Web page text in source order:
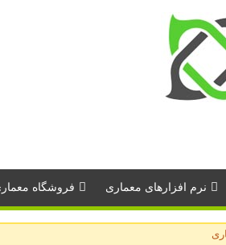
نرم افزارهای معماری فروشگاه